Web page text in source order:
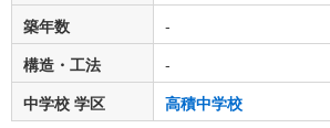
築年数
-
構造・工法
-
中学校 学区
高積中学校